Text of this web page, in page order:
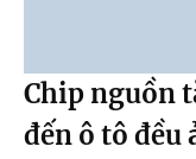
Chip nguồn
đến ô tô đều